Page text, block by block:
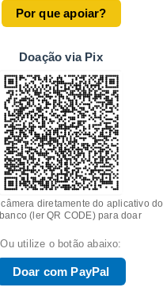
Por que apoiar?
Doação via Pix
diretamente do aplicativo do
(ler QR CODE) para doar
Ou utilize o botão abaixo:
Doar com PayPal